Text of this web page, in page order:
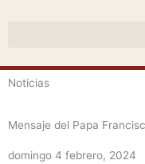
Noticias
Mensaje del Papa
domingo 4 febrero, 2024